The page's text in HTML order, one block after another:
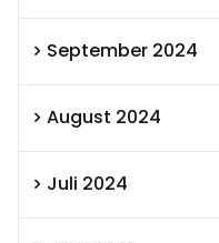
September 2024
August 2024
Juli 2024